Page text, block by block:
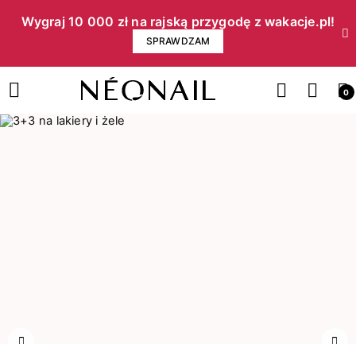
Wygraj 10 000 zł na rajską przygodę z wakacje.pl!​
SPRAWDZAM
0